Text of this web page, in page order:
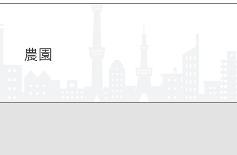
農園